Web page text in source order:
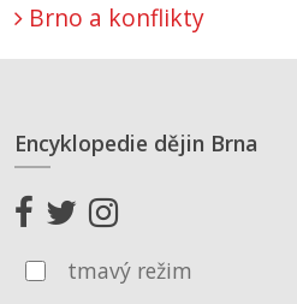
Brno a konflikty
Encyklopedie dějin Brna
tmavý režim